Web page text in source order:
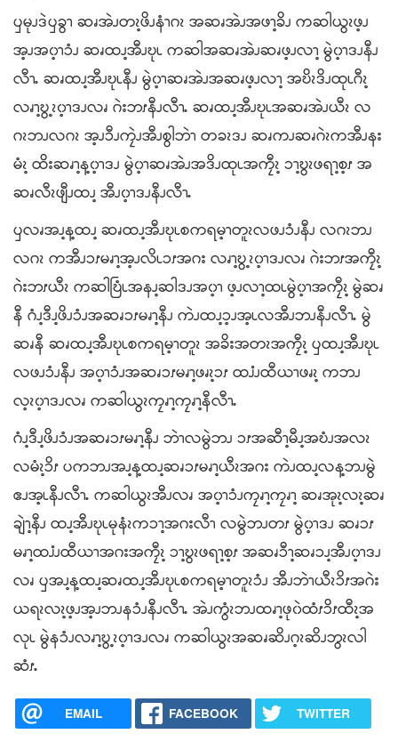
ၦမုၪဒဲၦခွၫ ဆၧအဲၪတၩ့ဖိၪနံၫဂၩ အဆၧအဲၪအဖၫ့ခိၪ ကဆါယွၩဖ့ၪ
အ့ၪအ၀့ၫၥံၪ ဆၧထၪ့အီၪဎုၬ ကဆါအဆၧအဲၪဆၧဖ့ၪလၫ့ မွဲ၀့ၫဒၪနီၪ
လီၫႉ ဆၧထၪ့အီၪဎုၬနီၪ မွဲ၀့ၫဆၧအဲၪအဆၧဖ့ၪလၫ့ အဎိၩဒိၪထုၬဂီၩ့
လၧၫ့ဎွ့ၩ၀့ၫဒၪလၧ ဂဲးဘၭနီၪလီၫႉ ဆၧထၪ့အီၪဎုၬအဆၧအဲၪယီၩ လ
ဂၩဘၪလဂၩ အ့ၪၥီၪကၠဲၪအီၪစွါဘဲၫ တခၩဒၪ ဆၧကၪဆၧဂဲၩကအီၪနး
မံၩ့ ထိးဆၧၫ့န့၀့ၫဒၪ မွဲ၀့ၫဆၧအဲၪအဒိၪထုၬအကၠီၩ့ ၥၫ့ဎွၩဖရၫ့စ့ၭ အ
ဆၧလီၩဖျီၪထၪ့ အီၪ၀့ၫဒၪနီၪလီၫႉ
ၦလၧအၪ့န့ထၪ့ ဆၧထၪ့အီၪဎုၬစကရမ့ၫတူၩလဖၪၥံၪနီၪ လဂၩဘၪ
လဂၩ ကအီၪၥၭမၧၫ့အ့ၪလိၬၥၭအဂး လၧၫ့ဎွ့ၩ၀့ၫဒၪလၧ ဂဲးဘၭအကၠီၩ့
ဂဲးဘၭယီၩ ကဆါဎြံၬအနၪ့ဆါဒၪအ၀့ၫ ဖ့ၪလၫ့ထၬမွဲ၀့ၫအကၠီၩ့ မွဲဆၧ
နီ ဂံၪ့ဒီၪ့ဖိၪၥံၪအဆၧၥၭမၧၫ့နီၪ ကဲၪထၪ့ၥ့ၪအ့ၬလအီၪဘၪနီၪလီၫႉ မွဲ
ဆၧနီ ဆၧထၪ့အီၪဎုၬစကရမ့ၫတူၩ အခိးအတၩအကၠီၩ့ ၦထၪ့အီၪဎုၬ
လဖၪၥံၪနီၪ အ၀့ၫၥံၪအဆၧၥၭမၧၫ့ဖၧၩ့ၥၭ ထၨၪထီယၫဖၧၩ့ ကဘၪ
လ့ၩ၀့ၫဒၪလၧ ကဆါယွၩကၠၧၫ့ကၠၧၫ့နီလီၫႉ
ဂံၪ့ဒီၪ့ဖိၪၥံၪအဆၧၥၭမၧၫ့နီၪ ဘဲၫလမွဲဘၪ ၥၭအဆီၫ့မီၪ့အဎံၪအလၩ
လမံၩ့ၥိၭ ပကဘၪအၪ့န့ထၪ့ဆၧၥၭမၧၫ့ယီၩအဂး ကဲၪထၪ့လန့ဘၪမွဲ
ဧၪအ့ၬနီၪလီၫႉ ကဆါယွၩအီၪလၧ အ၀့ၫၥံၪကၠၧၫ့ကၠၧၫ့ ဆၧအုၩ့လၩ့ဆၧ
ချဲၫ့နီၪ ထၪ့အီၪဎုၬမုနံၩကၥၫ့အဂးလီၫ လမွဲဘၪတၭ မွဲ၀့ၫဒၪ ဆၧၥၭ
မၧၫ့ထၨၪထီယၫအဂးအကၠီၩ့ ၥၫ့ဎွၩဖရၫ့စ့ၭ အဆၧၥီၫ့ဆၧၥၪ့အီၪ၀့ၫဒၪ
လၧ ၦအၪ့န့ထၪ့ဆၧထၪ့အီၪဎုၬစကရမ့ၫတူၩၥံၪ အီၪဘဲၫယီၩၥိၭအဂဲး
ယရၩလၩ့ဖ့ၪအ့ၪဘၪနၥံၪနီၪလီၫႉ အဲၪကွံၩဘၪထၧၫ့ဖု၀ဲထံၭၥိၭထီၩ့အ
လုၬ မွဲနၥံၪလၧၫ့ဎွ့ၩ၀့ၫဒၪလၧ ကဆါယွၩအဆၧဆိၪဂ့ၩဆိၪဘွၩလါ
ဆံၭႉ
EMAIL FACEBOOK TWITTER